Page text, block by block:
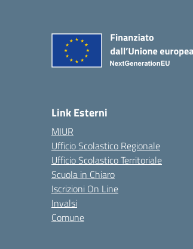
Link Esterni
MIUR
Ufficio Scolastico Regionale
Ufficio Scolastico Territoriale
Scuola in Chiaro
Iscrizioni On Line
Invalsi
Comune